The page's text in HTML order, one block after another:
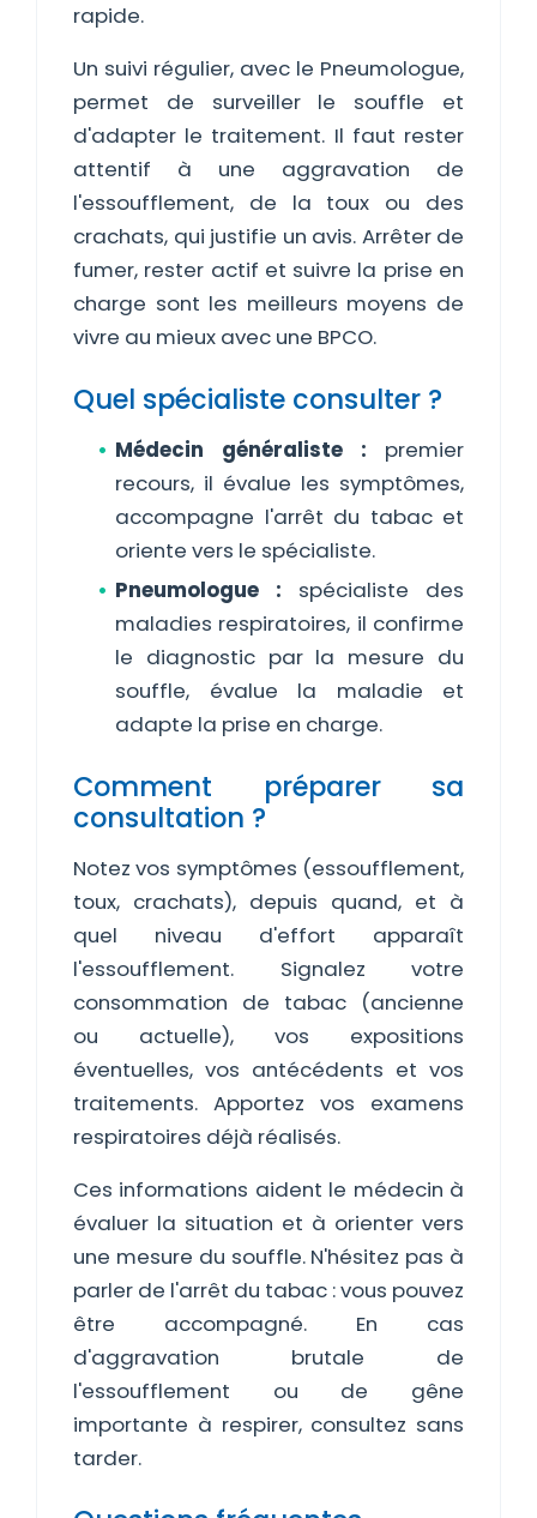
rapide.
Un suivi régulier, avec le Pneumologue,
permet de surveiller le souffle et
d'adapter le traitement. Il faut rester
attentif à une aggravation de
l'essoufflement, de la toux ou des
crachats, qui justifie un avis. Arrêter de
fumer, rester actif et suivre la prise en
charge sont les meilleurs moyens de
vivre au mieux avec une BPCO.
Quel spécialiste consulter ?
Médecin généraliste : premier
recours, il évalue les symptômes,
accompagne l'arrêt du tabac et
oriente vers le spécialiste.
Pneumologue : spécialiste des
maladies respiratoires, il confirme
le diagnostic par la mesure du
souffle, évalue la maladie et
adapte la prise en charge.
Comment préparer sa
consultation ?
Notez vos symptômes (essoufflement,
toux, crachats), depuis quand, et à
quel niveau d'effort apparaît
l'essoufflement. Signalez votre
consommation de tabac (ancienne
ou actuelle), vos expositions
éventuelles, vos antécédents et vos
traitements. Apportez vos examens
respiratoires déjà réalisés.
Ces informations aident le médecin à
évaluer la situation et à orienter vers
une mesure du souffle. N'hésitez pas à
parler de l'arrêt du tabac : vous pouvez
être accompagné. En cas
d'aggravation brutale de
l'essoufflement ou de gêne
importante à respirer, consultez sans
tarder.